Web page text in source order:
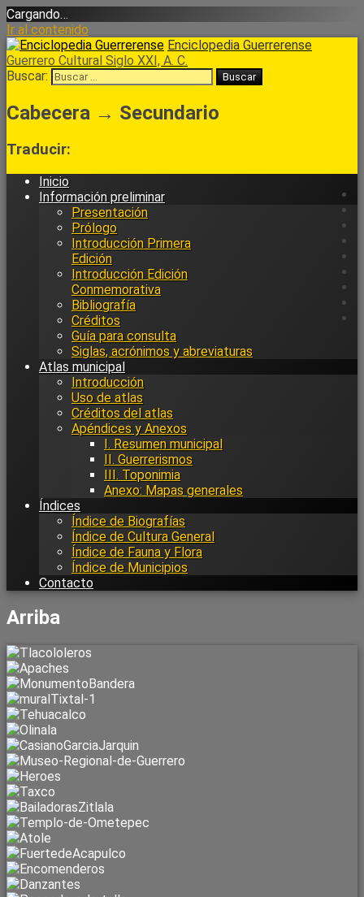
Cargando…
Ir al contenido
Enciclopedia Guerrerense
Guerrero Cultural Siglo XXI, A. C.
Buscar:
Cabecera → Secundario
Traducir:
Inicio
Información preliminar
Presentación
Prólogo
Introducción Primera
Edición
Introducción Edición
Conmemorativa
Bibliografía
Créditos
Guía para consulta
Siglas, acrónimos y abreviaturas
Atlas municipal
Introducción
Uso de atlas
Créditos del atlas
Apéndices y Anexos
I. Resumen municipal
II. Guerrerismos
III. Toponimia
Anexo: Mapas generales
Índices
Índice de Biografías
Índice de Cultura General
Índice de Fauna y Flora
Índice de Municipios
Contacto
Arriba